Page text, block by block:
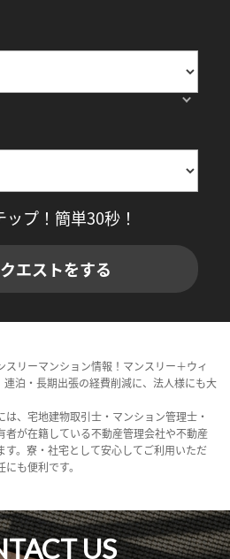
プ！簡単30秒！
エストをする
リーマンション情報！マンスリー＋ウィ
泊・長期出張の経費削減に、法人様にも大
、宅地建物取引士・マンション管理士・
者が在籍している不動産管理会社や不動産
す。寮・社宅として安心してご利用いただ
も便利です。
US